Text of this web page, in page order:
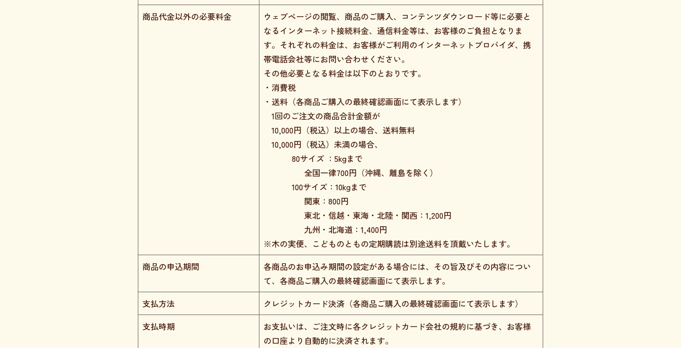
商品代金以外の必要料金
ウェブページの閲覧、商品のご購入、コンテンツダウンロード等に必要と
なるインターネット接続料金、通信料金等は、お客様のご負担となりま
す。それぞれの料金は、お客様がご利用のインターネットプロバイダ、携
帯電話会社等にお問い合わせください。
その他必要となる料金は以下のとおりです。
・消費税
・送料（各商品ご購入の最終確認画面にて表示します）
1回のご注文の商品合計金額が
10,000円（税込）以上の場合、送料無料
10,000円（税込）未満の場合、
80サイズ ：5kgまで
全国一律700円（沖縄、離島を除く）
100サイズ：10kgまで
関東：800円
東北・信越・東海・北陸・関西：1,200円
九州・北海道：1,400円
※木の実便、こどものともの定期購読は別途送料を頂戴いたします。
商品の申込期間
各商品のお申込み期間の設定がある場合には、その旨及びその内容につい
て、各商品ご購入の最終確認画面にて表示します。
支払方法
クレジットカード決済（各商品ご購入の最終確認画面にて表示します）
支払時期
お支払いは、ご注文時に各クレジットカード会社の規約に基づき、お客様
の口座より自動的に決済されます。